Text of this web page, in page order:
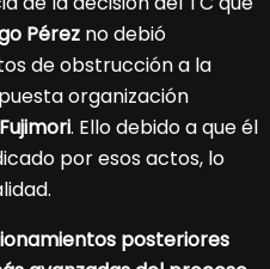
Pérez no debió
de obstrucción a la
organización
. Ello debido a que él
por esos actos, lo
posteriores